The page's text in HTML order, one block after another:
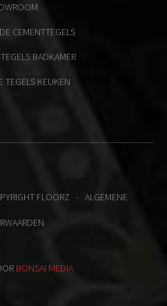
CEMENTTEGELS
BADKAMER
TEGELS KEUKEN
FLOORZ - ALGEMENE
BONSAI MEDIA